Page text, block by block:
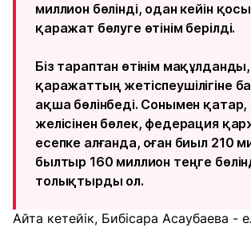
миллион бөлінді, одан кейін
қаражат бөлуге өтінім берілді.
Біз тараптан өтінім
қаражаттың жетіспеушілігіне
ақша бөлінбеді. Сонымен қатар,
желісінен бөлек, федерация
есепке алғанда, оған биыл 210
былтыр 160 миллион теңге
толықтырды ол.
Айта кетейік, Бибісара Асаубаева -